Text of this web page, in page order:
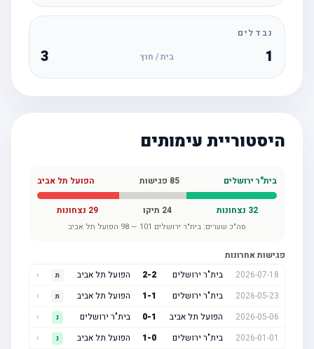
נבדלים
בית / חוץ
היסטוריית עימותים
בית"ר ירושלים 85פגישות הפועל תל אביב
32נצחונות 24תיקו 29נצחונות
סה"כ שערים:בית"ר ירושלים 101
—
98 הפועל תל אביב
פגישות אחרונות
2026-07-18
בית"ר ירושלים 2- הפועל תל אביב
2026-05-23
בית"ר ירושלים 1 הפועל תל אביב
2026-05-06
הפועל תל אביב 0 בית"ר ירושלים
2026-01-01
בית"ר ירושלים 1- הפועל תל אביב